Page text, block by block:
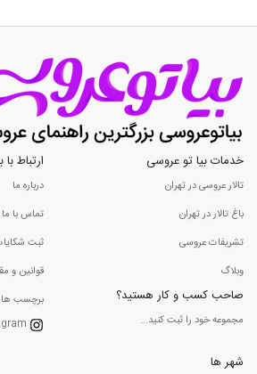
خدمات بیا تو عروسی
تالار عروسی در تهران
باغ تالار در تهران
تشریفات عروسی
وبلاگ
صاحب کسب و کار هستید؟
مجموعه خود را ثبت کنید...
ارتباط
درباره ما
تماس با ما
ثبت
قوانین و
برچسب ها
شهر ها